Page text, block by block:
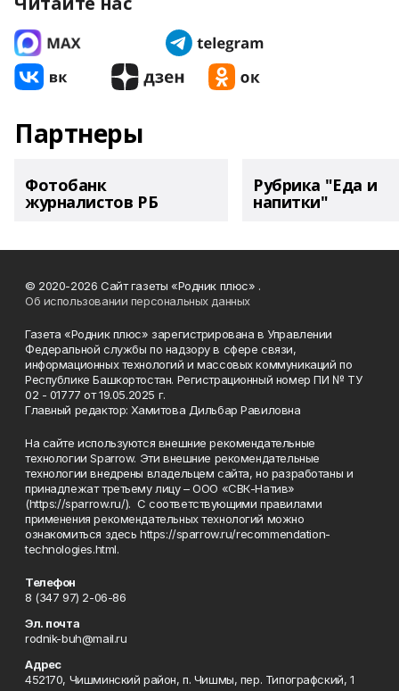
Партнеры
Фотобанк
журналистов РБ
Рубрика "Еда и
напитки"
© 2020-2026 Сайт газеты «Родник плюс» .
Об использовании персональных данных
Газета «Родник плюс» зарегистрирована в Управлении
Федеральной службы по надзору в сфере связи,
информационных технологий и массовых коммуникаций по
Республике Башкортостан. Регистрационный номер ПИ № ТУ
02 - 01777 от 19.05.2025 г.
Главный редактор: Хамитова Дильбар Равиловна
На сайте используются внешние рекомендательные
технологии Sparrow. Эти внешние рекомендательные
технологии внедрены владельцем сайта, но разработаны и
принадлежат третьему лицу – ООО «СВК-Натив»
(https://sparrow.ru/). С соответствующими правилами
применения рекомендательных технологий можно
ознакомиться здесь https://sparrow.ru/recommendation-
technologies.html.
Телефон
8 (347 97) 2-06-86
Эл. почта
rodnik-buh@mail.ru
Адрес
452170, Чишминский район, п. Чишмы, пер. Типографский, 1